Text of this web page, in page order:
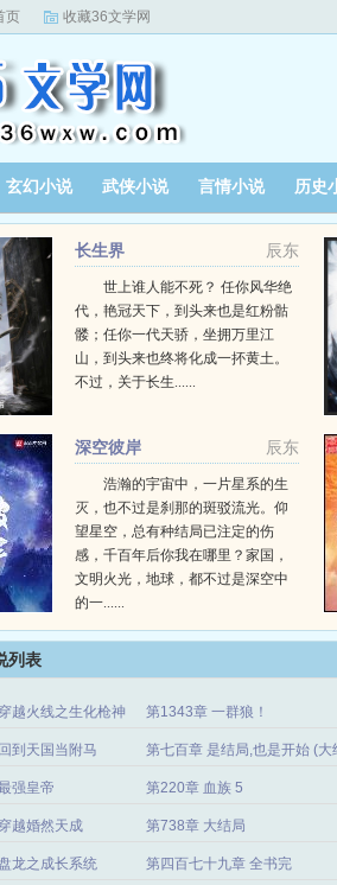
页 收藏36文学网
玄幻小说 武侠小说 言情小说 历史
辰东
长生界
世上谁人能不死？ 任你风华绝
代，艳冠天下，到头来也是红粉骷
髅；任你一代天骄，坐拥万里江
山，到头来也终将化成一抔黄土。
不过，关于长生......
辰东
深空彼岸
浩瀚的宇宙中，一片星系的生
灭，也不过是刹那的斑驳流光。仰
望星空，总有种结局已注定的伤
感，千百年后你我在哪里？家国，
文明火光，地球，都不过是深空中
的一......
列表
穿越火线之生化枪神 第1343章 一群狼！
回到天国当附马 第七百章 是结局,也是开始 (大
强皇帝 第220章 血族 5
穿越婚然天成 第738章 大结局
盘龙之成长系统 第四百七十九章 全书完